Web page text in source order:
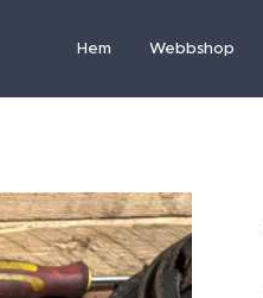
Hem Webbshop